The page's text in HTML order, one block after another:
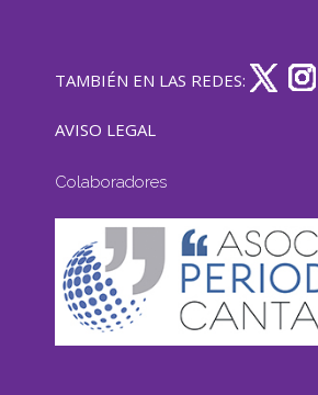
TAMBIÉN EN LAS REDES:
AVISO LEGAL
Colaboradores